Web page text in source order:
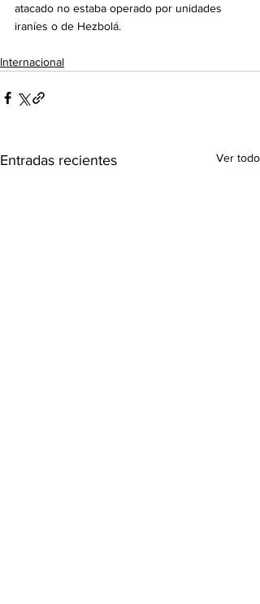
atacado no estaba operado por unidades
iraníes o de Hezbolá.
Internacional
Entradas recientes Ver todo